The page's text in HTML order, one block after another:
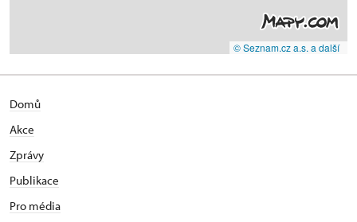
© Seznam.cz a.s. a další
Domů
Akce
Zprávy
Publikace
Pro média